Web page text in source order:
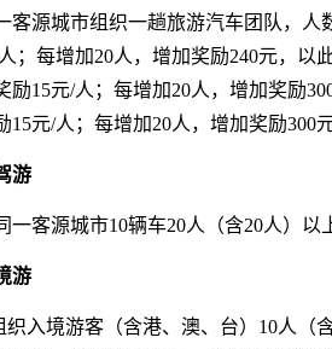
客源城市组织一趟旅游汽车团队，
；每增加20人，增加奖励240元，
励15元/人；每增加20人，增加奖励
15元/人；每增加20人，增加奖励300
游
一客源城市10辆车20人（含20人）
游
织入境游客（含港、澳、台）10人（